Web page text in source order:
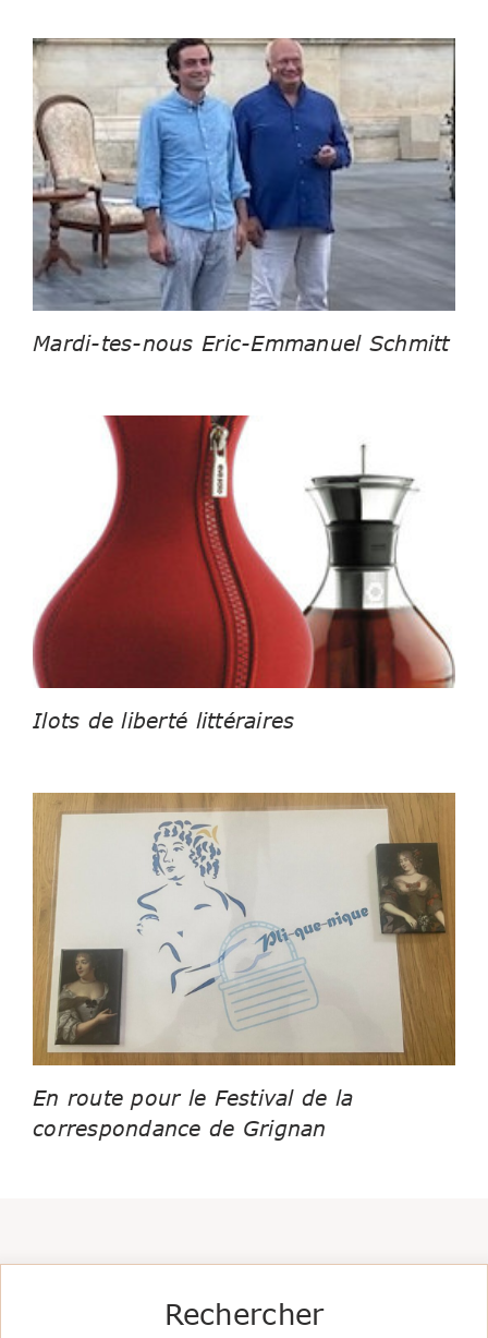
Mardi-tes-nous Eric-Emmanuel Schmitt
Ilots de liberté littéraires
En route pour le Festival de la
correspondance de Grignan
Rechercher